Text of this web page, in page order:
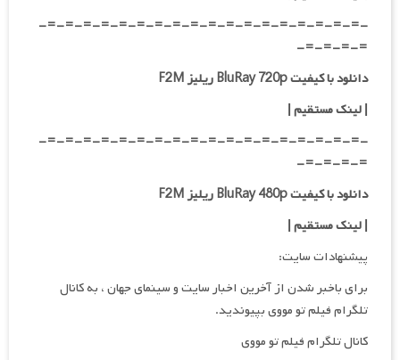
-=-=-=-=-=-=-=-=-=-=-=-=-=-=-=-=-=-=-
=-=-=-=-
دانلود با کیفیت BluRay 720p ریلیز F2M
| لینک مستقیم|
-=-=-=-=-=-=-=-=-=-=-=-=-=-=-=-=-=-=-
=-=-=-=-
دانلود با کیفیت BluRay 480p ریلیز F2M
| لینک مستقیم|
پیشنهادات سایت:
برای باخبر شدن از آخرین اخبار سایت و سینمای جهان ، به کانال
تلگرام فیلم تو مووی بپیوندید.
کانال تلگرام فیلم تو مووی